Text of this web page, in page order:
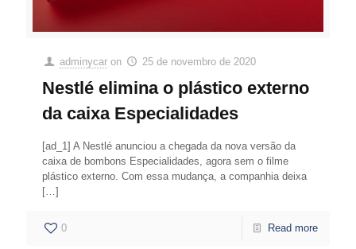
adminycar on 25 de novembro de 2020
Nestlé elimina o plástico externo
da caixa Especialidades
[ad_1] A Nestlé anunciou a chegada da nova versão da
caixa de bombons Especialidades, agora sem o filme
plástico externo. Com essa mudança, a companhia deixa
[…]
0 Read more